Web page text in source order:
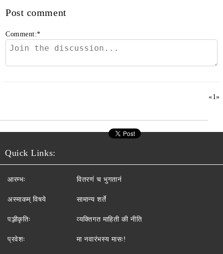
Post comment
Comment:*
«1»
Quick Links:
आरम्भः
अस्माकम् विषये
पञ्जीकृतिः
प्रवेशः
वितरणं च भुगतानं
सामान्य शर्ते
व्यक्तिगत माहिती की नीति
मा नवारंभस्य मासः!